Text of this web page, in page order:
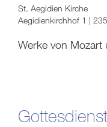
St. Aegidien Kirche
Aegidienkirchhof 1 |
Werke von Mozart